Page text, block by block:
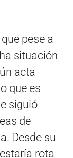
pese a
situación
acta
que es
siguió
de
Desde su
rota